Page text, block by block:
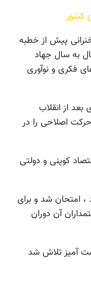
کشور
پیش از خطبه
به سال جهاد
فکری و نوآوری
از انقلاب
اصلاحی را در
کوپنی و دولتی
، امتحان شد و برای
آن دوران
آمیز تلاش شد